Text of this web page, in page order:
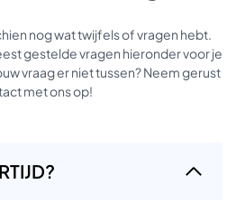
nog wat twijfels of vragen hebt.
gestelde vragen hieronder voor je
vraag er niet tussen? Neem gerust
met ons op!